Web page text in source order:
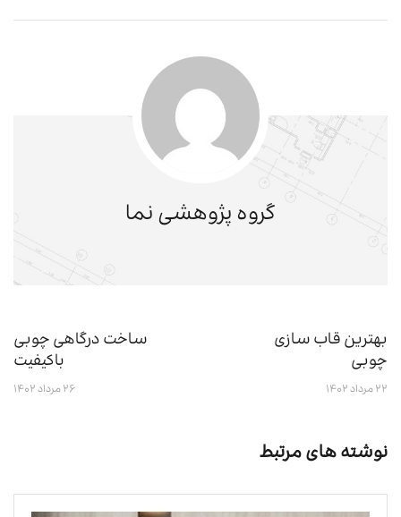
گروه پژوهشی نما
بهترین قاب سازی
چوبی
۲۲ مرداد ۱۴۰۲
ساخت درگاهی چوبی
باکیفیت
۲۶ مرداد ۱۴۰۲
نوشته های مرتبط